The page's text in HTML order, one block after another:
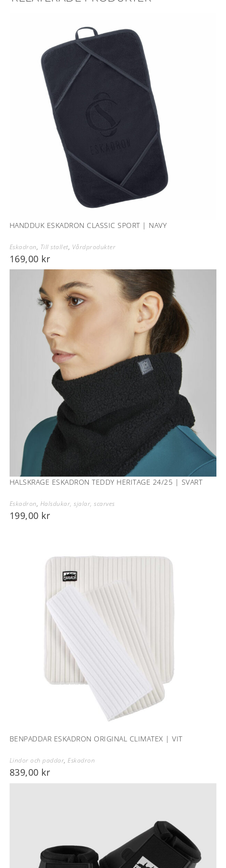
HANDDUK ESKADRON CLASSIC SPORT | NAVY
Eskadron, Till stallet, Vårdprodukter
169,00 kr
HALSKRAGE ESKADRON TEDDY HERITAGE 24/25 | SVART
Eskadron, Halsdukar, sjalar, scarves
199,00 kr
BENPADDAR ESKADRON ORIGINAL CLIMATEX | VIT
Lindor och paddar,Eskadron
839,00 kr